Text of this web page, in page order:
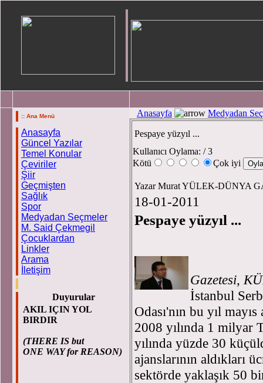
:: Ana Menü
Anasayfa
Güncel Yazılar
Temel Konular
Çeviriler
Şiir
Geçmişten
Sağlık
Spor
Medyadan Seçmeler
M. Said Çekmegil
Çocuklardan
Linkler
Arama
İletişim
Duyurular
AKIL IÇIN YOL
BIRDIR
(THERE IS but
ONE WAY for REASON)
Anasayfa Medyadan
Pespaye yüzyıl ...
Kullanıcı Oylama: / 3
Kötü
Çok iyi
Yazar Murat YÜLEK-DÜNYA
18-01-2011
Pespaye yüzyıl ...
Gazetesi,
İstanbul
Odası'nın bu yıl
2008 yılında 1 milyar
yılında yüzde 30
ajanslarının aldıkları
sektörde yaklaşık 50